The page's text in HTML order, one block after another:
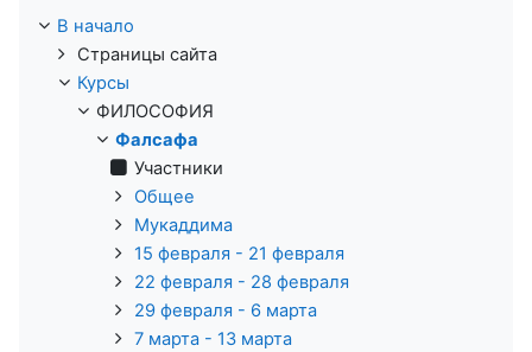
В начало
Страницы сайта
Курсы
ФИЛОСОФИЯ
Фалсафа
Участники
Общее
Мукаддима
15 февраля - 21 февраля
22 февраля - 28 февраля
29 февраля - 6 марта
7 марта - 13 марта